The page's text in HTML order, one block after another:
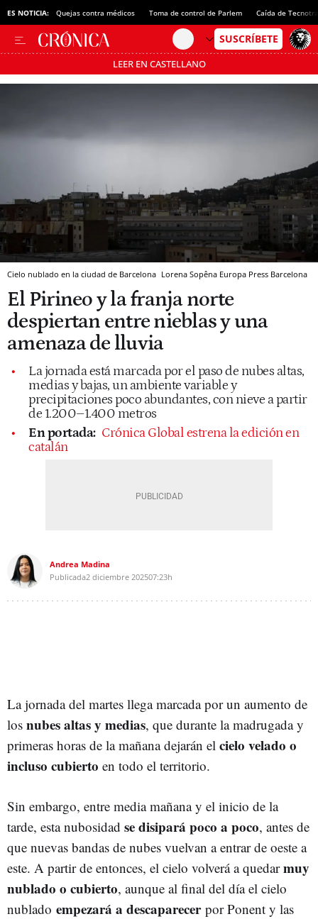
ES NOTICIA: Quejas contra médicos Toma de control de Parlem Caída de
LEER EN CASTELLANO
Pásate al MODO AHORRO
Cielo nublado en la ciudad de Barcelona Lorena Sopêna Europa Press Barcelona
El Pirineo y la franja norte
despiertan entre nieblas y una
amenaza de lluvia
La jornada está marcada por el paso de nubes altas,
medias y bajas, un ambiente variable y
precipitaciones poco abundantes, con nieve a partir
de 1.200–1.400 metros
En portada: Crónica Global estrena la edición en
catalán
Andrea Madina
Publicada2 diciembre 202507:23h
La jornada del martes llega marcada por un aumento de
los nubes altas y medias, que durante la madrugada y
primeras horas de la mañana dejarán el cielo velado o
incluso cubierto en todo el territorio.
Sin embargo, entre media mañana y el inicio de la
tarde, esta nubosidad se disipará poco a poco, antes de
que nuevas bandas de nubes vuelvan a entrar de oeste a
este. A partir de entonces, el cielo volverá a quedarmuy
nublado o cubierto, aunque al final del día el cielo
nublado empezará a descaparecer por Ponent y las